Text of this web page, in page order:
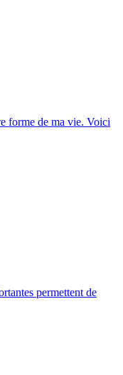
forme de ma vie. Voici
permettent de